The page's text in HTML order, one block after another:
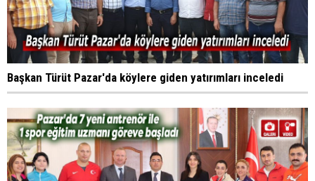
Başkan Türüt Pazar'da köylere giden yatırımları inceledi